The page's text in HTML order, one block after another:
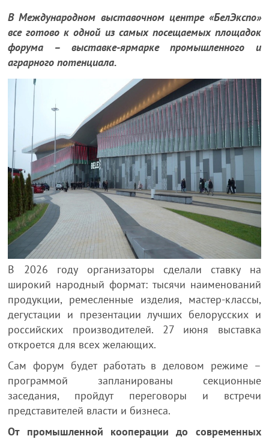
В Международном выставочном центре «БелЭкспо»
все готово к одной из самых посещаемых площадок
форума – выставке-ярмарке промышленного и
аграрного потенциала.
В 2026 году организаторы сделали ставку на
широкий народный формат: тысячи наименований
продукции, ремесленные изделия, мастер-классы,
дегустации и презентации лучших белорусских и
российских производителей. 27 июня выставка
откроется для всех желающих.
Сам форум будет работать в деловом режиме –
программой запланированы секционные
заседания, пройдут переговоры и встречи
представителей власти и бизнеса.
От промышленной кооперации до современных